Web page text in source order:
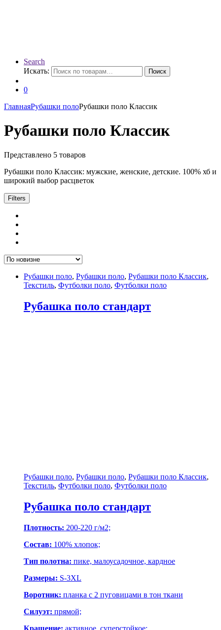
Search
Искать:
Поиск
0
ГлавнаяРубашки полоРубашки поло Классик
Рубашки поло Классик
Представлено 5 товаров
Рубашки поло Классик: мужские, женские, детские. 100% хб и
широкий выбор расцветок
Filters
Рубашки поло, Рубашки поло, Рубашки поло Классик,
Текстиль, Футболки поло, Футболки поло
Рубашка поло стандарт
Рубашки поло, Рубашки поло, Рубашки поло Классик,
Текстиль, Футболки поло, Футболки поло
Рубашка поло стандарт
Плотность: 200-220 г/м2;
Состав: 100% хлопок;
Тип полотна: пике, малоусадочное, кардное
Размеры: S-3XL
Воротник: планка с 2 пуговицами в тон ткани
Силуэт: прямой;